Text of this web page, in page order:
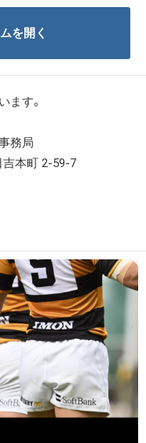
を開く
ます。
務局
吉本町 2-59-7